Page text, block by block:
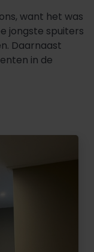
want het was
jongste spuiters
Daarnaast
in de